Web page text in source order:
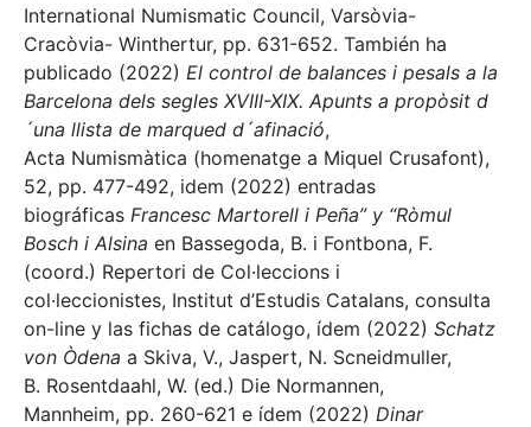
International Numismatic Council, Varsòvia-
Cracòvia- Winthertur, pp. 631-652. También ha
publicado (2022) El control de balances i pesals a la
Barcelona dels segles XVIII-XIX. Apunts a propòsit d
´una llista de marqued d´afinació,
Acta Numismàtica (homenatge a Miquel Crusafont),
52, pp. 477-492, idem (2022) entradas
biográficas Francesc Martorell i Peña” y “Ròmul
Bosch i Alsina en Bassegoda, B. i Fontbona, F.
(coord.) Repertori de Col·leccions i
col·leccionistes, Institut d’Estudis Catalans, consulta
on-line y las fichas de catálogo, ídem (2022) Schatz
von Òdena a Skiva, V., Jaspert, N. Scneidmuller,
B. Rosentdaahl, W. (ed.) Die Normannen,
Mannheim, pp. 260-621 e ídem (2022) Dinar